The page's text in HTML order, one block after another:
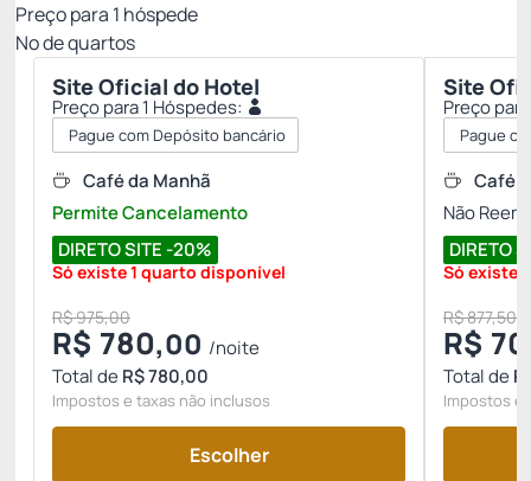
Preço para 1 hóspede
Nº de quartos
Site Oficial do Hotel
Preço para 1 Hóspedes:
Pague com Depósito bancário
DIRETO SITE -20%
Café da Manhã
Permite Cancelamento
Só existe 1 quarto disponível
R$ 975,00
R$ 780,00 /noite
Total deR$ 780,00
Impostos e taxas não inclusos
Escolher
Site
Preço
Pague
DIRETO
Café
Não
Só existe
R$ 877,50
R$
Total de
Impostos e